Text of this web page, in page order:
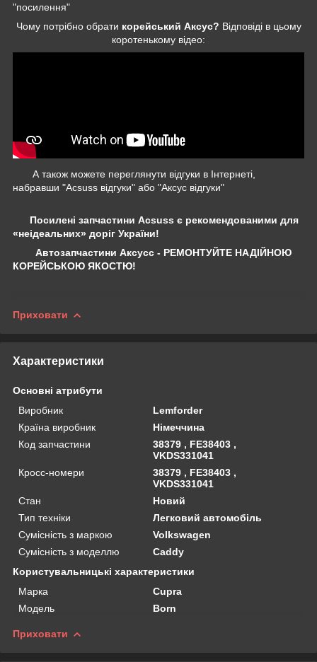
"посилення"
Чому потрібно обрати корейський Аксус? Відповіді в цьому
коротенькому відео:
А також можете переглянути відгуки в Інтернеті,
набравши "Acsuss відгуки" або "Аксус відгуки"
Посилені запчастини Acsuss є рекомендованими для
«неідеальних» доріг України!
Автозапчастини Аксусс - РЕМОНТУЙТЕ НАДІЙНОЮ
КОРЕЙСЬКОЮ ЯКОСТЮ!
Приховати
Характеристики
Основні атрибути
Виробник
Lemforder
Країна виробник
Німеччина
Код запчастини
38379 , FE38403 ,
VKDS331041
Кросс-номери
38379 , FE38403 ,
VKDS331041
Стан
Новий
Тип техніки
Легковий автомобіль
Сумісність з маркою
Volkswagen
Сумісність з моделлю
Caddy
Користувальницькі характеристики
Марка
Cupra
Мoдель
Born
Приховати